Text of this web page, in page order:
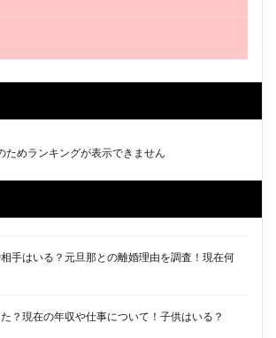
ためランキングが表示できません
手はいる？元旦那との離婚理由を調査！現在何
？現在の年収や仕事について！子供はいる？